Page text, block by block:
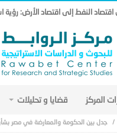
النفط إلى اقتصاد الأرض: رؤية
المركز قضايا و تحليلات
جدل بين الحكومة والمعارضة في مصر بشأن